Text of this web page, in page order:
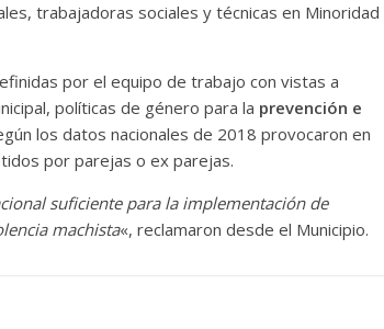
trabajadoras sociales y técnicas en Minoridad
por el equipo de trabajo con vistas a
políticas de género para la prevención e
los datos nacionales de 2018 provocaron en
por parejas o ex parejas.
suficiente para la implementación de
machista«, reclamaron desde el Municipio.